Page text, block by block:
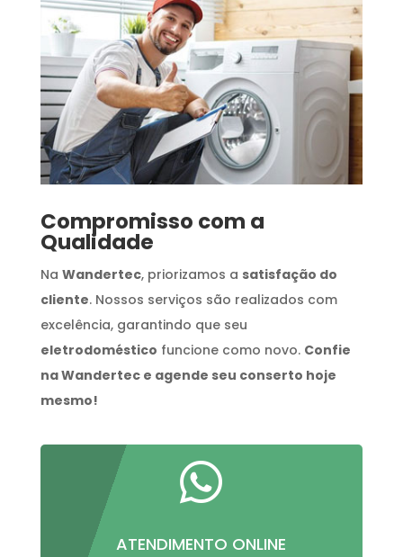
Compromisso com a
Qualidade
Na Wandertec, priorizamos a satisfação do
cliente. Nossos serviços são realizados com
excelência, garantindo que seu
eletrodoméstico funcione como novo. Confie
na Wandertec e agende seu conserto hoje
mesmo!

ATENDIMENTO ONLINE